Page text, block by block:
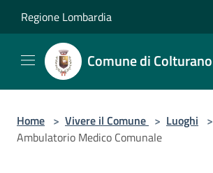
Regione Lombardia
Comune di Colturano
Home > Vivere il Comune > Luoghi >
Ambulatorio Medico Comunale